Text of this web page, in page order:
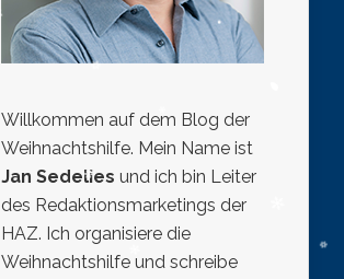
Willkommen auf dem Blog der
Weihnachtshilfe. Mein Name ist
Jan Sedelies und ich bin Leiter
des Redaktionsmarketings der
HAZ. Ich organisiere die
Weihnachtshilfe und schreibe